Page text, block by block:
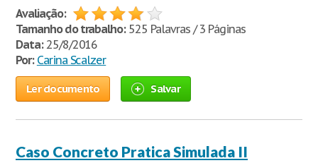
Avaliação:
Tamanho do trabalho:525 Palavras / 3 Páginas
Data:25/8/2016
Por: Carina Scalzer
Ler documento Salvar
Caso Concreto Pratica Simulada II